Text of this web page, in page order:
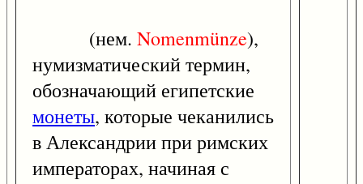
(нем. Nomenmünze),
нумизматический термин,
обозначающий египетские
монеты, которые чеканились
в Александрии при римских
императорах, начиная с